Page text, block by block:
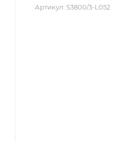
Артикул: S3800/3-L052